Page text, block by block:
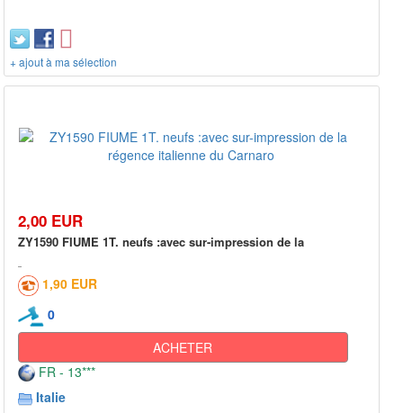
+ ajout à ma sélection
2,00 EUR
ZY1590 FIUME 1T. neufs :avec sur-impression de la
1,90 EUR
0
ACHETER
FR - 13***
Italie